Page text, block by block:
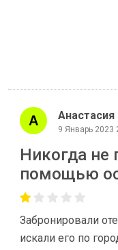
Анастасия
9 Январь 2023
Никогда не
помощью
Забронировали
искали его по